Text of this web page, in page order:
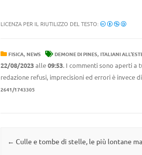
LICENZA PER IL RIUTILIZZO DEL TESTO:
FISICA, NEWS DEMONE DI PINES, ITALIANI
22/08/2023alle09:53. I commenti sono aperti a
redazione refusi, imprecisioni ed errori è invece
2641/1743305
Navigazione articolo
← Culle e tombe di stelle, le più lontane